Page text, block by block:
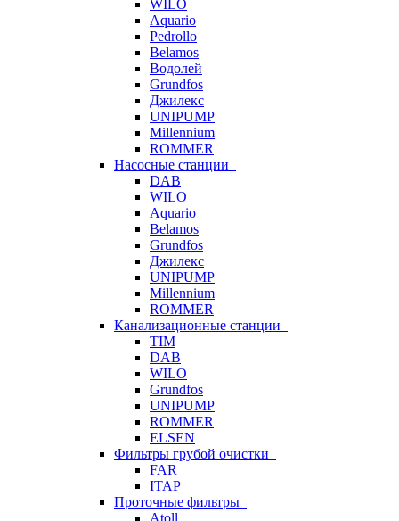
WILO
Aquario
Pedrollo
Belamos
Водолей
Grundfos
Джилекс
UNIPUMP
Millennium
ROMMER
Насосные станции
DAB
WILO
Aquario
Belamos
Grundfos
Джилекс
UNIPUMP
Millennium
ROMMER
Канализационные станции
TIM
DAB
WILO
Grundfos
UNIPUMP
ROMMER
ELSEN
Фильтры грубой очистки
FAR
ITAP
Проточные фильтры
Atoll